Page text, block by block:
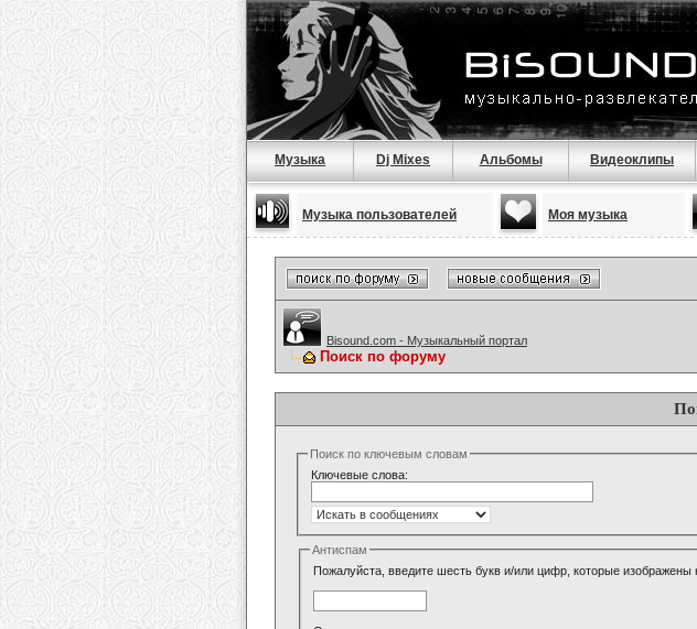
Музыка Dj Mixes Альбомы Видеоклипы
Музыка пользователей Моя музыка
Bisound.com - Музыкальный портал
Поиск по форуму
Поиск по ключевым словам
Ключевые слова:
Антиспам
Пожалуйста, введите шесть букв и/или цифр, которые изображены